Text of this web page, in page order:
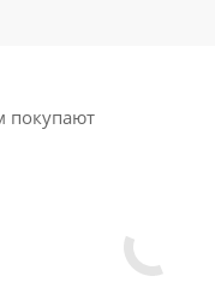
покупают